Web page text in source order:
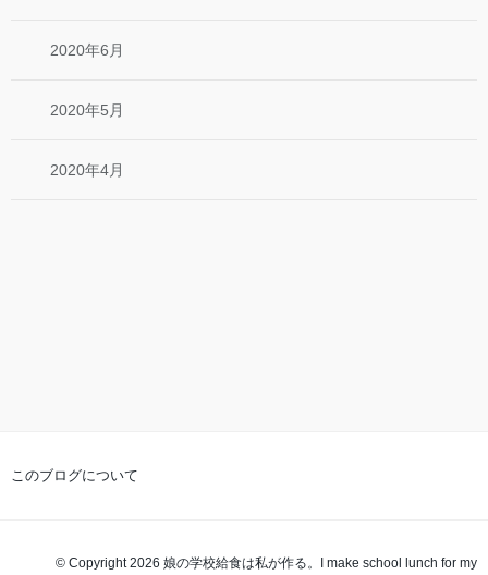
2020年6月
2020年5月
2020年4月
このブログについて
© Copyright 2026 娘の学校給食は私が作る。I make school lunch for my